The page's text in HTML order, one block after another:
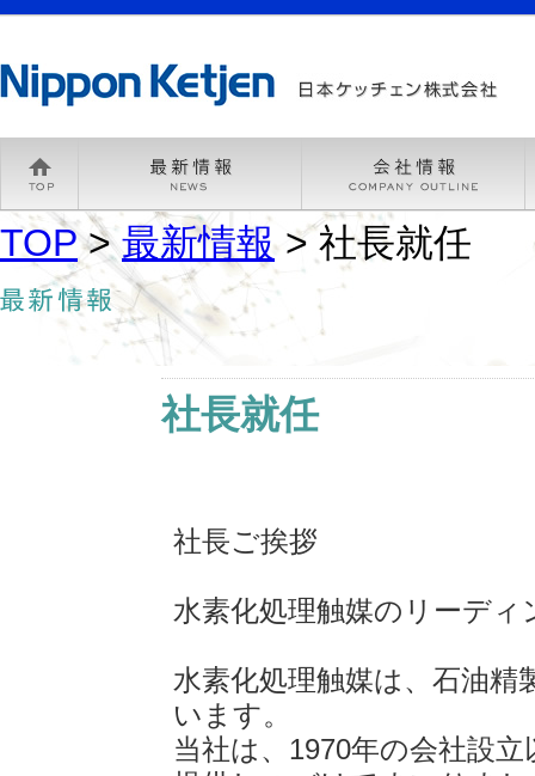
TOP>最新情報> 社長就任
社長就任
社長ご挨拶
水素化処理触媒のリーデ
水素化処理触媒は、石油
います。
当社は、1970年の会社設